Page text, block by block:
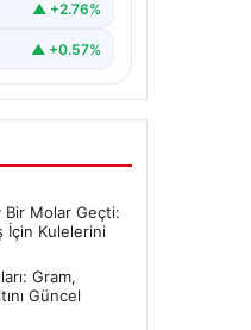
▲ +2.76%
▲ +0.57%
Bir Molar Geçti:
İçin Kulelerini
Gram,
Güncel